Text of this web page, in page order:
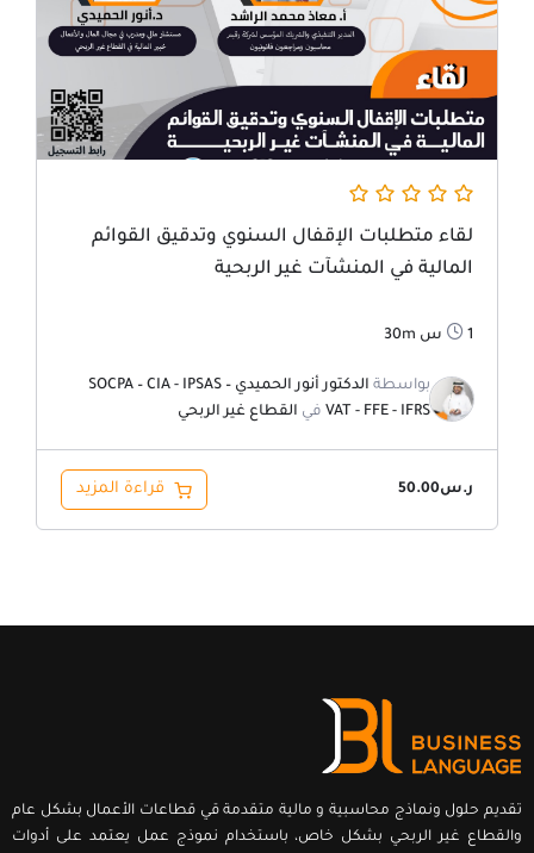
لقاء متطلبات الإقفال السنوي وتدقيق القوائم
المالية في المنشآت غير الربحية
1س 30m
بواسطة
الدكتور أنور الحميدي SOCPA – CIA - IPSAS –
VAT - FFE - IFRS في القطاع غير الربحي
ر.س50.00 قراءة المزيد
تقديم حلول ونماذج محاسبية و مالية متقدمة قي قطاعات الأعمال بشكل عام
والقطاع غير الربحي بشكل خاص، باستخدام نموذج عمل يعتمد على أدوات